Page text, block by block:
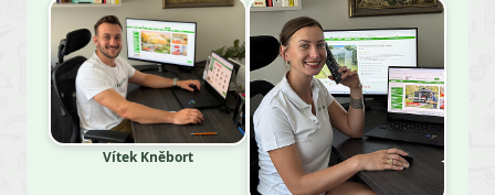
Vítek Kněbort